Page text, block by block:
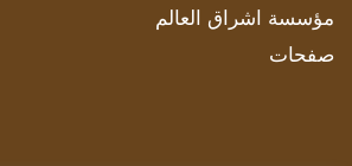
مؤسسة اشراق العالم
صفحات